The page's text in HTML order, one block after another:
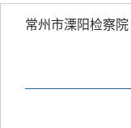
常州市溧阳检察院